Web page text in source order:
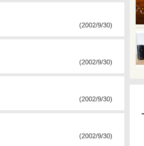
(2002/9/30)
(2002/9/30)
(2002/9/30)
(2002/9/30)